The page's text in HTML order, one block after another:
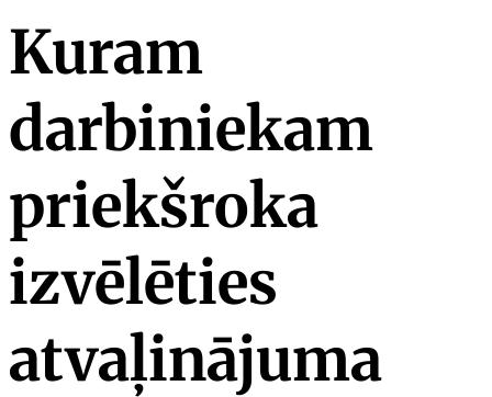
Kuram
darbiniekam
priekšroka
izvēlēties
atvaļinājuma